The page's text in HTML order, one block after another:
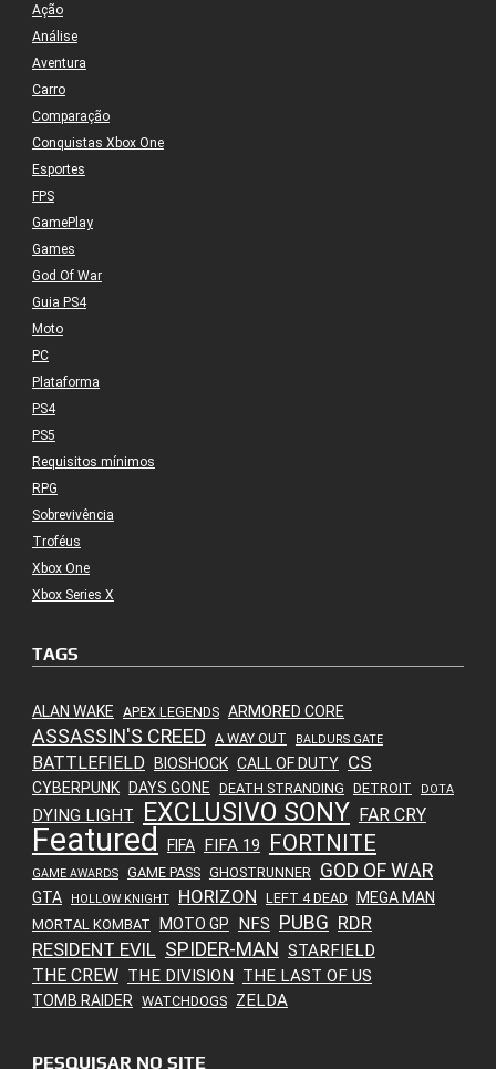
Ação
Análise
Aventura
Carro
Comparação
Conquistas Xbox One
Esportes
FPS
GamePlay
Games
God Of War
Guia PS4
Moto
PC
Plataforma
PS4
PS5
Requisitos mínimos
RPG
Sobrevivência
Troféus
Xbox One
Xbox Series X
TAGS
ALAN WAKE APEX LEGENDS ARMORED CORE
ASSASSIN'S CREED A WAY OUT BALDURS GATE
BATTLEFIELD BIOSHOCK CALL OF DUTY CS
CYBERPUNK DAYS GONE DEATH STRANDING DETROIT DOTA
DYING LIGHT EXCLUSIVO SONY FAR CRY
Featured FIFA FIFA 19 FORTNITE
GAME AWARDS GAME PASS GHOSTRUNNER GOD OF WAR
GTA HOLLOW KNIGHT HORIZON LEFT 4 DEAD MEGA MAN
MORTAL KOMBAT MOTO GP NFS PUBG RDR
RESIDENT EVIL SPIDER-MAN STARFIELD
THE CREW THE DIVISION THE LAST OF US
TOMB RAIDER WATCHDOGS ZELDA
PESQUISAR NO SITE